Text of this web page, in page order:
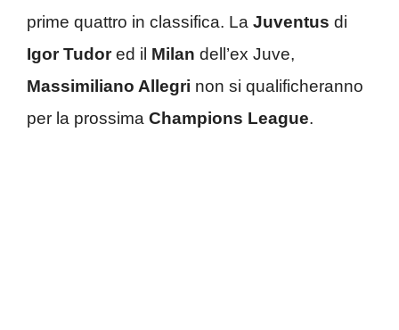
prime quattro in classifica. La Juventus di
Igor Tudored il Milan dell’ex Juve,
Massimiliano Allegri non si qualificheranno
per la prossima Champions League.